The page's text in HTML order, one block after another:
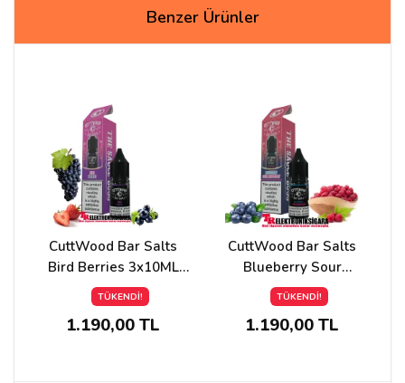
Yorum Yapın
Yorumunuz*
Benzer Ürünler
CuttWood Bar Salts
Bird Berries 3x10ML
Premium Likit
TÜKENDİ!
1.190,00 TL
CuttWood Bar Salts
Blueberry Sour
Raspberry 3x10ML
Premium Likit
TÜKENDİ!
1.190,00 TL